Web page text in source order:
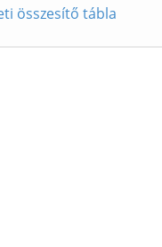
összesítő tábla